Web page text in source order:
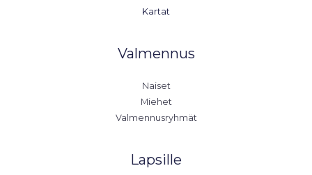
Kartat
Valmennus
Naiset
Miehet
Valmennusryhmät
Lapsille